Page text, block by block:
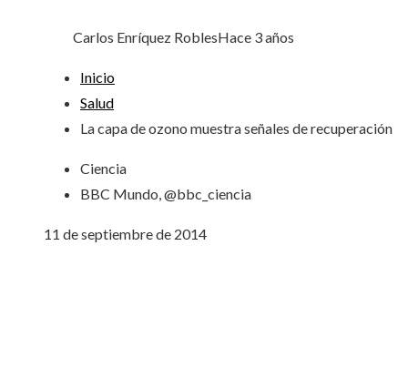
Carlos Enríquez RoblesHace 3 años
Inicio
Salud
La capa de ozono muestra señales de recuperación
Ciencia
BBC Mundo, @bbc_ciencia
11 de septiembre de 2014